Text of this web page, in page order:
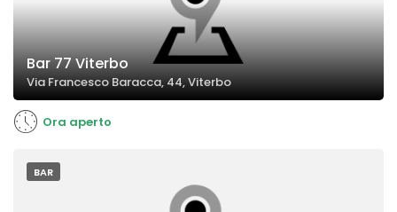
Bar 77 Viterbo
Via Francesco Baracca, 44, Viterbo
Ora aperto
BAR